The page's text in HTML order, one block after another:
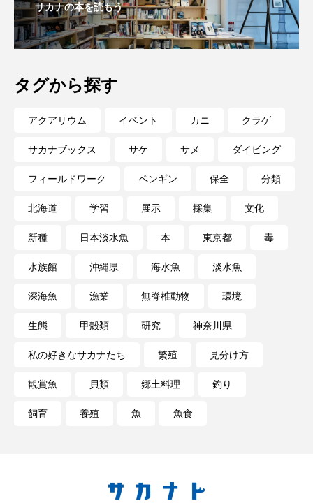
メカジキ メガロドン メギス
メバル メンダコ
モノノケトンガリサカタザメ モリアオガエル
モンツキハギ ヤコウガイ
ユメタチモドキ ヨウラククラゲ ヨコエビ
ヨツメウオ ラムサール条約
リュウセイクラゲ レシピ
ロックシュリンプ ワカサギ ワカメ
伝承 伝統料理
サカナの本を読もう
タグから探す
アクアリウム イベント カニ クラゲ
サカナブックス サケ サメ ダイビング
フィールドワーク ペンギン 保全 分類
北海道 学習 展示 採集 文化
新種 日本淡水魚 本 東京都 毒
水族館 沖縄県 海水魚 淡水魚
深海魚 漁業 無脊椎動物 環境
生態 甲殻類 研究 神奈川県
私の好きなサカナたち 繁殖 見分け方
観賞魚 貝類 郷土料理 釣り
飼育 養殖 魚 魚食